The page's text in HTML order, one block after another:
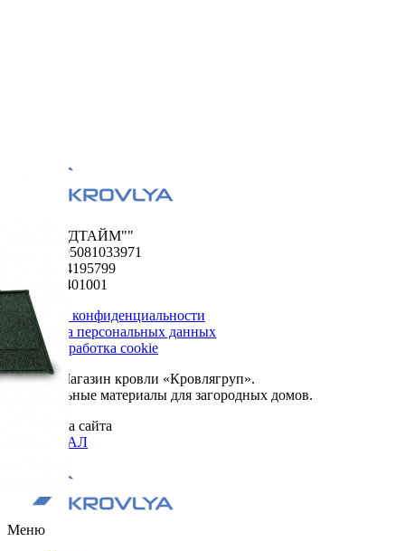
ООО "ФУДТАЙМ""
ОГРН 1195081033971
ИНН 5024195799
КПП 502401001
Политика конфиденциальности
Обработка персональных данных
Сбор и обработка cookie
© 2026. Магазин кровли «Кровлягруп».
Строительные материалы для загородных домов.
Разработка сайта
ОРИГИНАЛ
Меню